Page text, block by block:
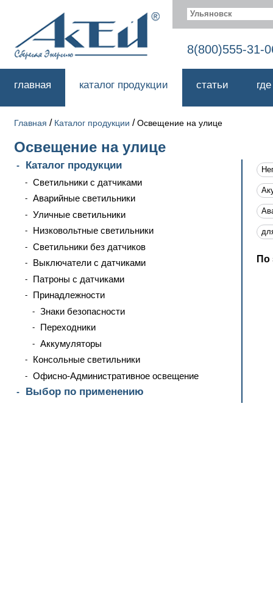
Ульяновск
8(800)555-31-
главная каталог продукции статьи
Главная / Каталог продукции /Освещение на улице
Освещение на улице
Каталог продукции
Светильники с датчиками
Аварийные светильники
Уличные светильники
Низковольтные светильники
Светильники без датчиков
Выключатели с датчиками
Патроны с датчиками
Принадлежности
Знаки безопасности
Переходники
Аккумуляторы
Консольные светильники
Офисно-Административное освещение
Выбор по применению
По